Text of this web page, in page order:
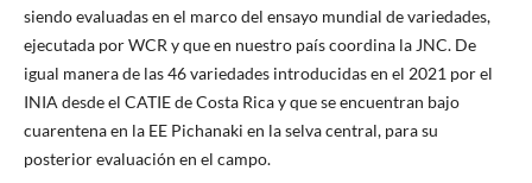
siendo evaluadas en el marco del ensayo mundial de variedades,
ejecutada por WCR y que en nuestro país coordina la JNC. De
igual manera de las 46 variedades introducidas en el 2021 por el
INIA desde el CATIE de Costa Rica y que se encuentran bajo
cuarentena en la EE Pichanaki en la selva central, para su
posterior evaluación en el campo.